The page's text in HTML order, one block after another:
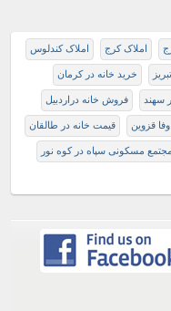
املاک کرج املاک کندلوس
خريد خانه در كرمان
سهند فروش خانه دراردبیل
قزوین قیمت خانه در طالقان
مجتمع مسکونی سپاه در کوه نور